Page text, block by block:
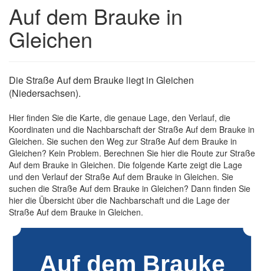
Auf dem Brauke in
Gleichen
Die Straße Auf dem Brauke liegt in Gleichen
(Niedersachsen).
Hier finden Sie die Karte, die genaue Lage, den Verlauf, die
Koordinaten und die Nachbarschaft der Straße Auf dem Brauke in
Gleichen. Sie suchen den Weg zur Straße Auf dem Brauke in
Gleichen? Kein Problem. Berechnen Sie hier die Route zur Straße
Auf dem Brauke in Gleichen. Die folgende Karte zeigt die Lage
und den Verlauf der Straße Auf dem Brauke in Gleichen. Sie
suchen die Straße Auf dem Brauke in Gleichen? Dann finden Sie
hier die Übersicht über die Nachbarschaft und die Lage der
Straße Auf dem Brauke in Gleichen.